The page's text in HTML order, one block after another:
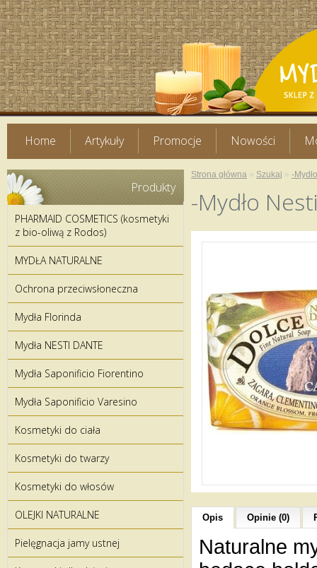
Home Artykuły Promocje Nowości
Produkty
PHARMAID COSMETICS (kosmetyki
z bio-oliwą z Rodos)
MYDŁA NATURALNE
Ochrona przeciwsłoneczna
Mydła Florinda
Mydła NESTI DANTE
Mydła Saponificio Fiorentino
Mydła Saponificio Varesino
Kosmetyki do ciała
Kosmetyki do twarzy
Kosmetyki do włosów
OLEJKI NATURALNE
Pielęgnacja jamy ustnej
Strona główna » Szukaj » -
-Mydło
Opis Opinie (0)
Naturalne